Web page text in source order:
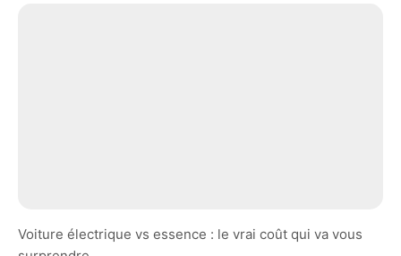
Voiture électrique vs essence : le vrai coût qui va vous